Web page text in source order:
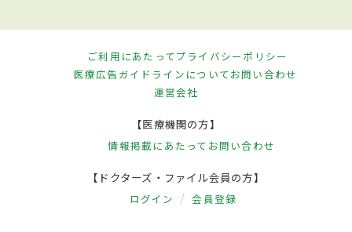
ご利用にあたってプライバシーポリシー
医療広告ガイドラインについてお問い合わせ
運営会社
【医療機関の方】
情報掲載にあたって お問い合わせ
【ドクターズ・ファイル会員の方】
ログイン 会員登録